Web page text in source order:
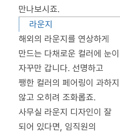
만나보시죠.
라운지
해외의 라운지를 연상하게
만드는 다채로운 컬러에 눈이
자꾸만 갑니다. 선명하고
쨍한 컬러의 페어링이 과하지
않고 오히려 조화롭죠.
사무실 라운지 디자인이 잘
되어 있다면, 임직원의